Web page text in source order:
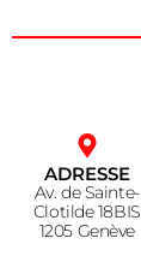
ADRESSE
Av. de Sainte-
Clotilde 18BIS
1205 Genève